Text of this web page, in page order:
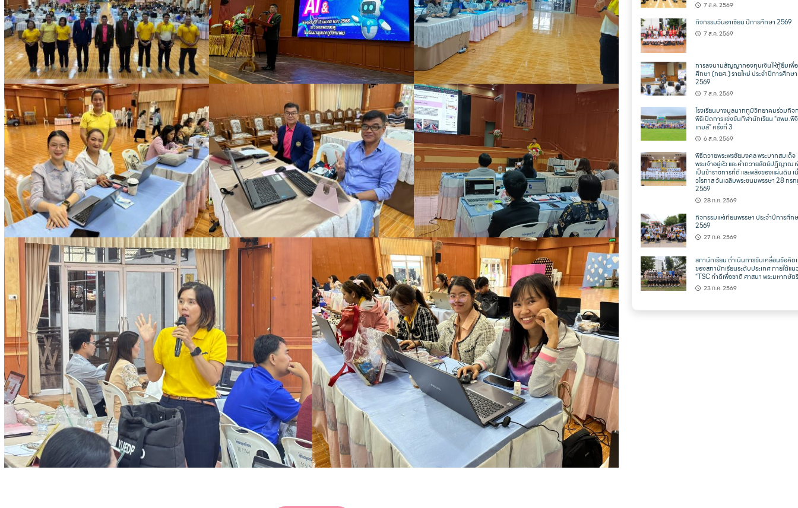
7 ส.ค. 2569
กิจกรรมวันอาเซียน ปีการศึกษา 2569
7 ส.ค. 2569
การลงนามสัญญากองทุนเงินให้กู้ยืมเพื่
ศึกษา (กยศ.) รายใหม่ ประจำปีการศึกษา
2569
7 ส.ค. 2569
โรงเรียนบางมูลนากภูมิวิทยาคมร่วมกิจ
พิธีเปิดการแข่งขันกีฬานักเรียน “สพม.พิ
เกมส์” ครั้งที่ 3
6 ส.ค. 2569
พิธีถวายพระพรชัยมงคล พระบาทสมเด็จ
พระเจ้าอยู่หัว และคำถวายสัตย์ปฏิญาณ
เป็นข้าราชการที่ดี และพลังของแผ่นดิน เ
วโรกาส วันเฉลิมพระชนมพรรษา 28 กร
2569
28 ก.ค. 2569
กิจกรรมแห่เทียนพรรษา ประจำปีการศึก
2569
27 ก.ค. 2569
สภานักเรียน ดำเนินการขับเคลื่อนข้อคิด
ของสภานักเรียนระดับประเทศ ภายใต้แ
“TSC ทำดีเพื่อชาติ ศาสนา พระมหากษัต
23 ก.ค. 2569